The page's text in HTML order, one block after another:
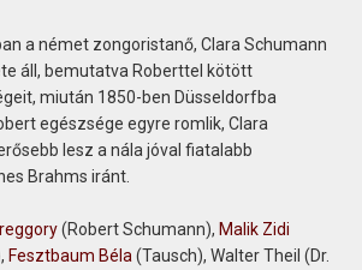
a német zongoristanő, Clara Schumann
áll, bemutatva Roberttel kötött
miután 1850-ben Düsseldorfba
egészsége egyre romlik, Clara
lesz a nála jóval fiatalabb
Brahms iránt.
(Robert Schumann), Malik Zidi
Fesztbaum Béla(Tausch), Walter Theil (Dr.